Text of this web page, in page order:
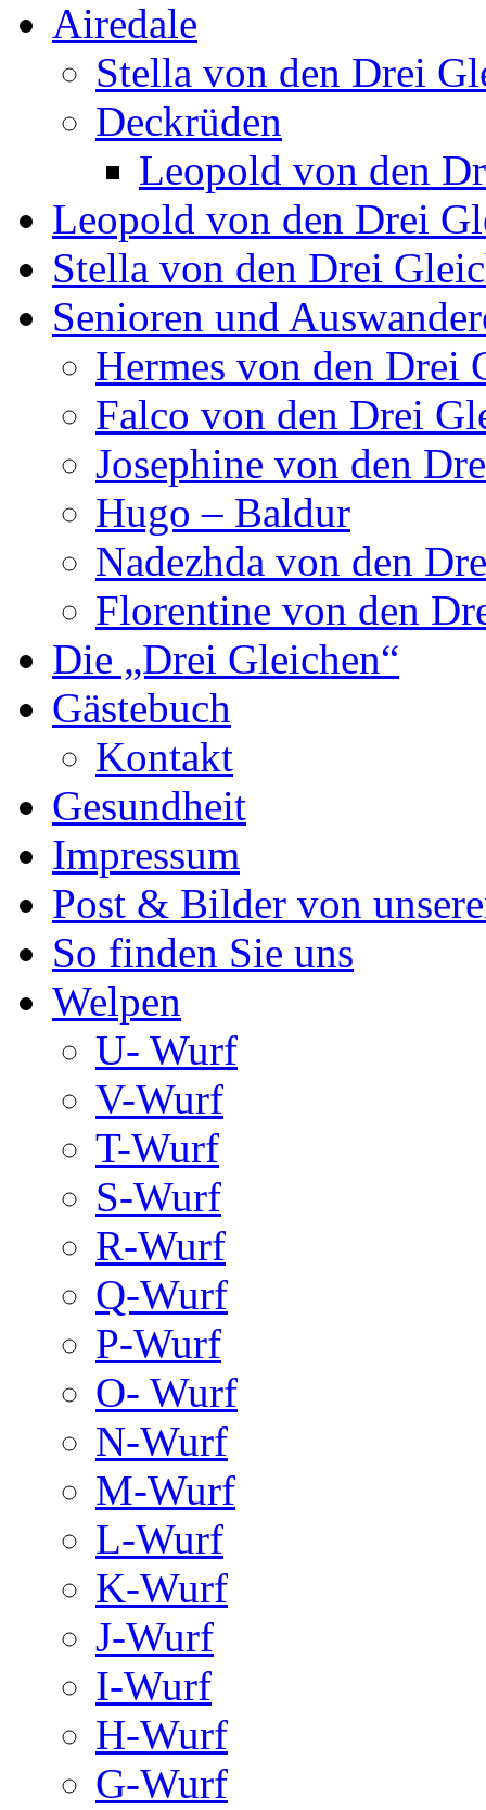
Airedale
Stella von den Drei
Deckrüden
Leopold von den
Leopold von den Drei
Stella von den Drei
Senioren und
Hermes von den Drei
Falco von den Drei
Josephine von den
Hugo – Baldur
Nadezhda von den
Florentine von den
Die „Drei Gleichen“
Gästebuch
Kontakt
Gesundheit
Impressum
Post & Bilder von
So finden Sie uns
Welpen
U- Wurf
V-Wurf
T-Wurf
S-Wurf
R-Wurf
Q-Wurf
P-Wurf
O- Wurf
N-Wurf
M-Wurf
L-Wurf
K-Wurf
J-Wurf
I-Wurf
H-Wurf
G-Wurf